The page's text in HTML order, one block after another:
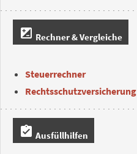
iso Rechner & Vergleiche
Steuerrechner
Rechtsschutzversicherung
assignment_turned_in Ausfüllhilfen